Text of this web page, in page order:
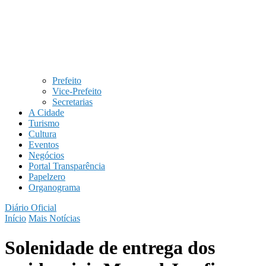
Prefeito
Vice-Prefeito
Secretarias
A Cidade
Turismo
Cultura
Eventos
Negócios
Portal Transparência
Papelzero
Organograma
Diário Oficial
Início Mais Notícias
Solenidade de entrega dos